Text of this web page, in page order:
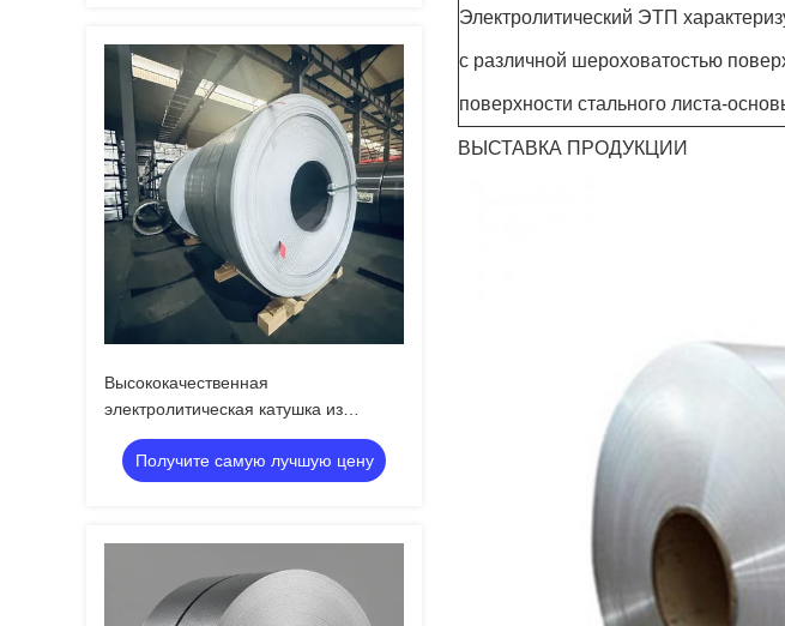
Высококачественная
электролитическая катушка из
оловянной плиты и TFS для
глобальной упаковки пищевых
продуктов
Получите самую лучшую цену
Электролитический ЭТП
с различной шероховатостью
поверхности стального листа-
ВЫСТАВКА ПРОДУКЦИИ